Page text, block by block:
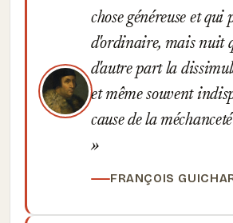
chose généreuse et qui
d'ordinaire, mais nuit
d'autre part la
et même souvent
cause de la
FRANÇOIS